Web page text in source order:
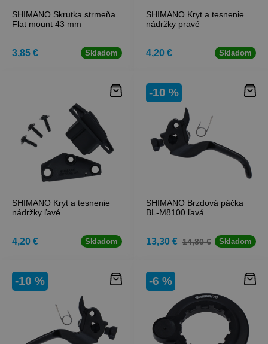
SHIMANO Skrutka strmeňa
Flat mount 43 mm
3,85 € Skladom
SHIMANO Kryt a tesnenie
nádržky pravé
4,20 € Skladom
SHIMANO Kryt a tesnenie
nádržky ľavé
4,20 € Skladom
SHIMANO Brzdová páčka
BL-M8100 ľavá
-10 %
13,30 € 14,80 € Skladom
-10 % -6 %